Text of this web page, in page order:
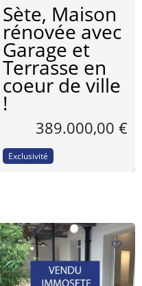
Sète, Maison
rénovée avec
Garage et
Terrasse en
coeur de ville
!
389.000,00 €
Exclusivité